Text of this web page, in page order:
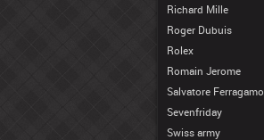
Richard Mille
Roger Dubuis
Rolex
Romain Jerome
Salvatore Ferragamo
Sevenfriday
Swiss army